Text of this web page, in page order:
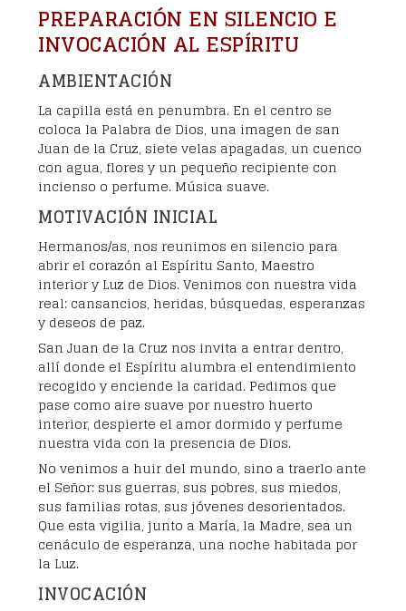
PREPARACIÓN EN SILENCIO E
INVOCACIÓN AL ESPÍRITU
AMBIENTACIÓN
La capilla está en penumbra. En el centro se
coloca la Palabra de Dios, una imagen de san
Juan de la Cruz, siete velas apagadas, un cuenco
con agua, flores y un pequeño recipiente con
incienso o perfume. Música suave.
MOTIVACIÓN INICIAL
Hermanos/as, nos reunimos en silencio para
abrir el corazón al Espíritu Santo, Maestro
interior y Luz de Dios. Venimos con nuestra vida
real: cansancios, heridas, búsquedas, esperanzas
y deseos de paz.
San Juan de la Cruz nos invita a entrar dentro,
allí donde el Espíritu alumbra el entendimiento
recogido y enciende la caridad. Pedimos que
pase como aire suave por nuestro huerto
interior, despierte el amor dormido y perfume
nuestra vida con la presencia de Dios.
No venimos a huir del mundo, sino a traerlo ante
el Señor: sus guerras, sus pobres, sus miedos,
sus familias rotas, sus jóvenes desorientados.
Que esta vigilia, junto a María, la Madre, sea un
cenáculo de esperanza, una noche habitada por
la Luz.
INVOCACIÓN